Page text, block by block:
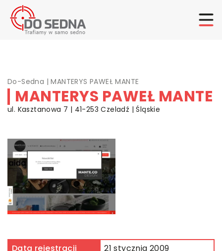
Do-Sedna |MANTERYS PAWEŁ MANTE
MANTERYS PAWEŁ MANTE
ul. Kasztanowa 7 | 41-253 Czeladź | Śląskie
Data rejestracji
21 stycznia 2009